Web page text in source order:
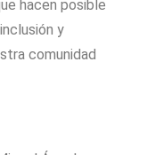
hacen posible
y
comunidad